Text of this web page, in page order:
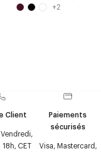
+2
Client
CET
Paiements
sécurisés
Visa, Mastercard,